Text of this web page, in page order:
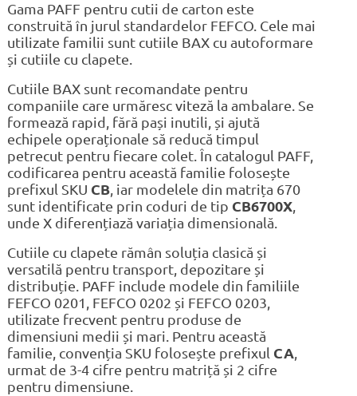
Gama PAFF pentru cutii de carton este
construită în jurul standardelor FEFCO. Cele mai
utilizate familii sunt cutiile BAX cu autoformare
și cutiile cu clapete.
Cutiile BAX sunt recomandate pentru
companiile care urmăresc viteză la ambalare. Se
formează rapid, fără pași inutili, și ajută
echipele operaționale să reducă timpul
petrecut pentru fiecare colet. În catalogul PAFF,
codificarea pentru această familie folosește
prefixul SKU CB, iar modelele din matrița 670
sunt identificate prin coduri de tip CB6700X,
unde X diferențiază variația dimensională.
Cutiile cu clapete rămân soluția clasică și
versatilă pentru transport, depozitare și
distribuție. PAFF include modele din familiile
FEFCO 0201, FEFCO 0202 și FEFCO 0203,
utilizate frecvent pentru produse de
dimensiuni medii și mari. Pentru această
familie, convenția SKU folosește prefixul CA,
urmat de 3-4 cifre pentru matriță și 2 cifre
pentru dimensiune.